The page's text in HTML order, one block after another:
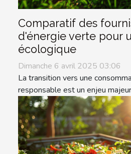
Comparatif des
d'énergie verte pour
écologique
Dimanche 6 avril 2025 03:06
La transition vers une
responsable est un enjeu